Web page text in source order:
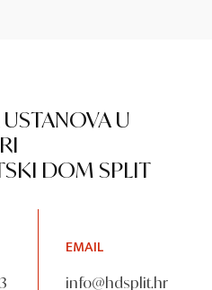
USTANOVA U
DOM SPLIT
EMAIL
info@hdsplit.hr